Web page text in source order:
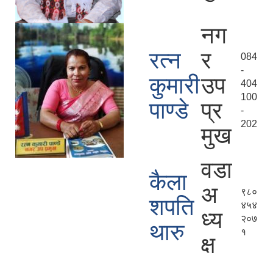
रत्न
कुमारी
पाण्डे
नग
र
उप
प्र
मुख
084
-
404
100
-
202
कैला
शपति
थारु
वडा
अ
ध्य
क्ष
९८०
४५४
२०७
१